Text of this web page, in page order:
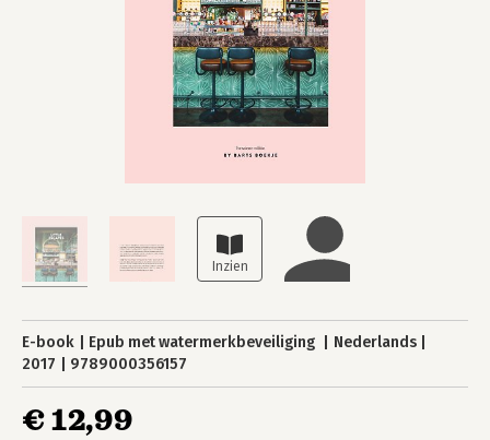
E-book Epub met watermerkbeveiliging
Nederlands
2017
9789000356157
€ 12,99